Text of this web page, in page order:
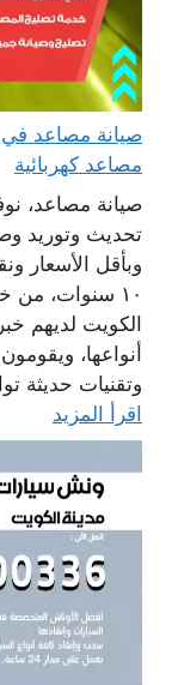
مصاعد كهربائية
صيانة مصاعد،
تحديث وتوريد
وبأقل الأسعار
١٠ سنوات،
الكويت لديهم
أنواعها،
وتقنيات حديثة
اقرأ المزيد